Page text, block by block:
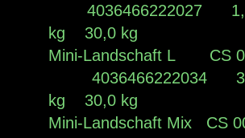
4036466222027
kg 30,0 kg
Mini-Landschaft L CS
4036466222034
kg 30,0 kg
Mini-Landschaft Mix CS